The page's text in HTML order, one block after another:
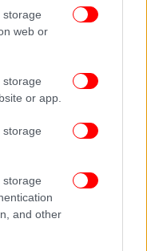
storage
web or
storage
or app.
storage
storage
and other
σου σε διάφορα
είναι το
που σου
διάφορα ρούχα!